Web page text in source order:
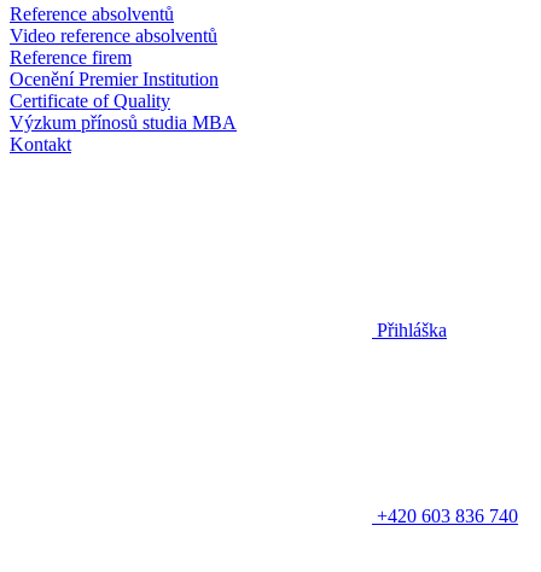
Reference absolventů
Video reference absolventů
Reference firem
Ocenění Premier Institution
Certificate of Quality
Výzkum přínosů studia MBA
Kontakt
Přihláška
+420 603 836 740